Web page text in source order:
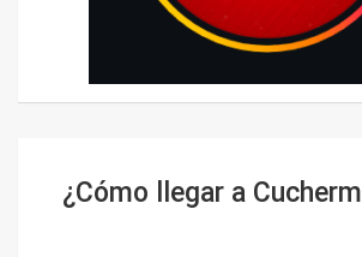
¿Cómo llegar a